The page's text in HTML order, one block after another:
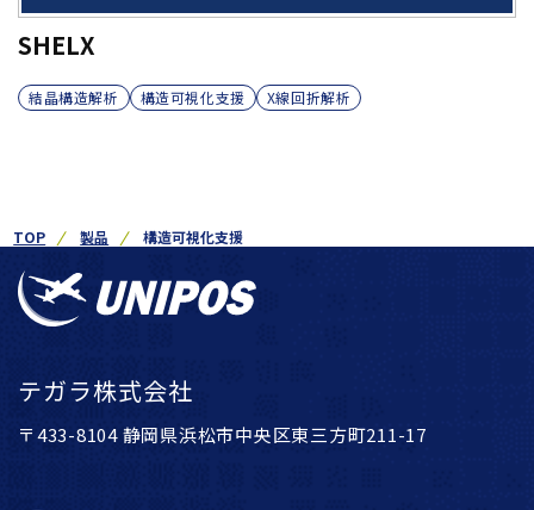
SHELX
結晶構造解析 構造可視化支援 X線回折解析
TOP 製品 構造可視化支援
テガラ株式会社
〒433-8104 静岡県浜松市中央区東三方町211-17